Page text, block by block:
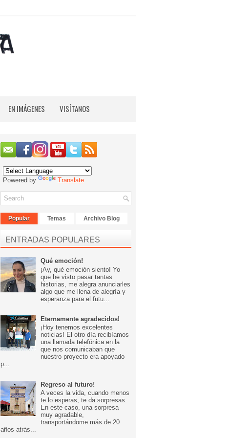
EN IMÁGENES VISÍTANOS
Powered by Translate
Popular Temas Archivo Blog
ENTRADAS POPULARES
Qué emoción!
¡Ay, qué emoción siento! Yo
que he visto pasar tantas
historias, me alegra anunciarles
algo que me llena de alegría y
esperanza para el futu...
Eternamente agradecidos!
¡Hoy tenemos excelentes
noticias! El otro día recibíamos
una llamada telefónica en la
que nos comunicaban que
nuestro proyecto era apoyado
p...
Regreso al futuro!
A veces la vida, cuando menos
te lo esperas, te da sorpresas.
En este caso, una sorpresa
muy agradable,
transportándome más de 20
años atrás...